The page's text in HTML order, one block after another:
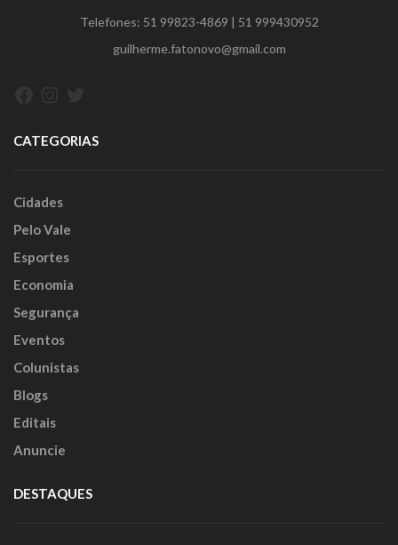
Telefones: 51 99823-4869 | 51 999430952
guilherme.fatonovo@gmail.com
CATEGORIAS
Cidades
Pelo Vale
Esportes
Economia
Segurança
Eventos
Colunistas
Blogs
Editais
Anuncie
DESTAQUES